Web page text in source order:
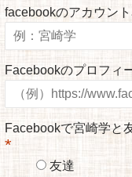
facebookのアカウント
Facebookのプロフィ
Facebookで宮崎学と
*
友達